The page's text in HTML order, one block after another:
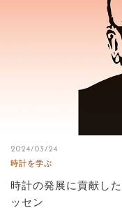
2024/03/24
時計を学ぶ
時計の発展に貢献し
ッセン